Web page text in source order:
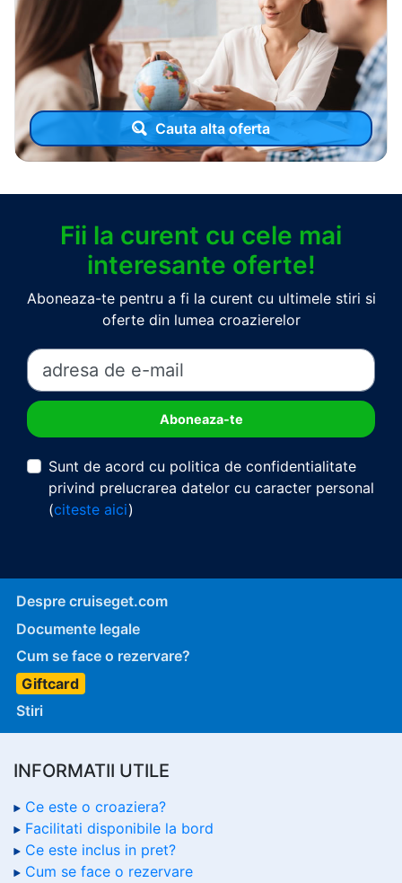
Cauta alta oferta
Fii la curent cu cele mai
interesante oferte!
Aboneaza-te pentru a fi la curent cu ultimele stiri si
oferte din lumea croazierelor
Sunt de acord cu politica de confidentialitate
privind prelucrarea datelor cu caracter personal
(citeste aici)
Despre cruiseget.com
Documente legale
Cum se face o rezervare?
Giftcard
Stiri
INFORMATII UTILE
Ce este o croaziera?
Facilitati disponibile la bord
Ce este inclus in pret?
Cum se face o rezervare